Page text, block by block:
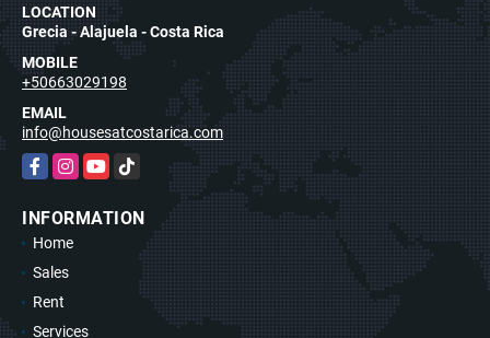
LOCATION
Grecia - Alajuela - Costa Rica
MOBILE
+50663029198
EMAIL
info@housesatcostarica.com
FacebookInstagram
YouTubeTikTok
INFORMATION
Home
Sales
Rent
Services